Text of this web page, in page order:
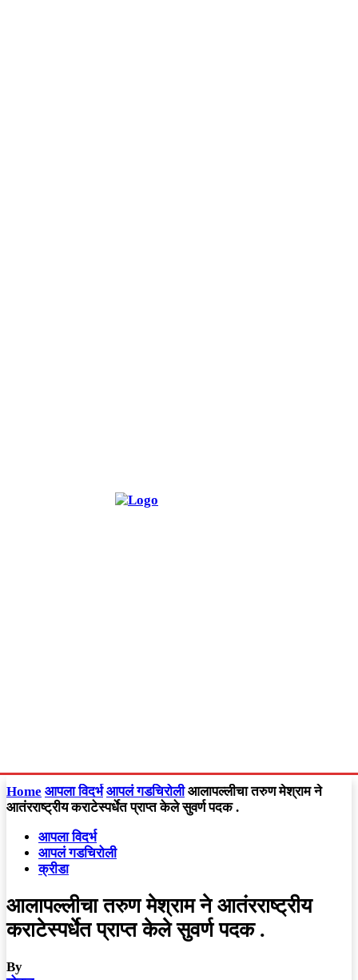
Home आपला विदर्भ आपलं गडचिरोली आलापल्लीचा तरुण मेश्राम ने
आतंरराष्ट्रीय कराटेस्पर्धेत प्राप्त केले सुवर्ण पदक .
आपला विदर्भ
आपलं गडचिरोली
क्रीडा
आलापल्लीचा तरुण मेश्राम ने आतंरराष्ट्रीय
कराटेस्पर्धेत प्राप्त केले सुवर्ण पदक .
By